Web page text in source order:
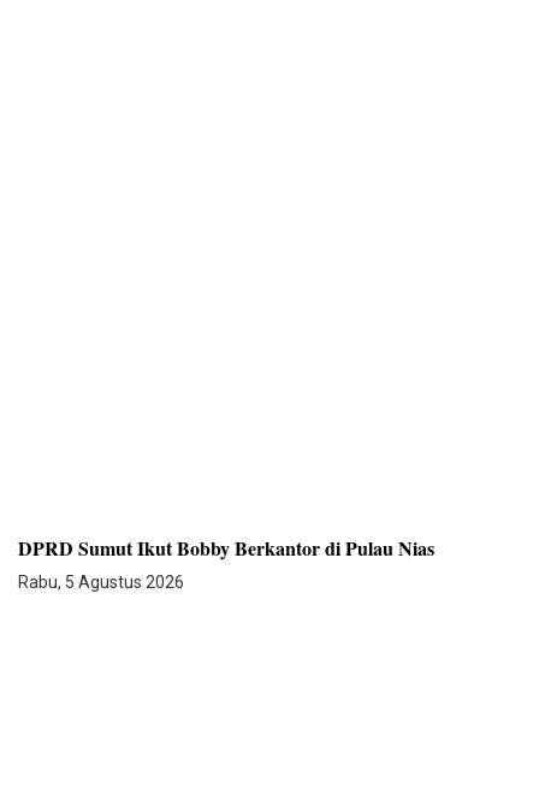
DPRD Sumut Ikut Bobby Berkantor di Pulau Nias
Rabu, 5 Agustus 2026